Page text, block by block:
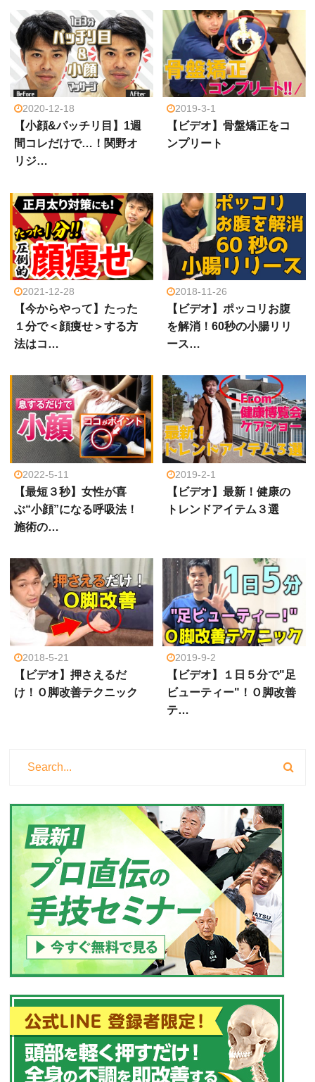
2020-12-18
【小顔&パッチリ目】1週
間コレだけで…！関野オ
リジ…
2019-3-1
【ビデオ】骨盤矯正をコ
ンプリート
2021-12-28
【今からやって】たった
１分で＜顔痩せ＞する方
法はコ…
2018-11-26
【ビデオ】ポッコリお腹
を解消！60秒の小腸リリ
ース…
2022-5-11
【最短３秒】女性が喜
ぶ“小顔”になる呼吸法！
施術の…
2019-2-1
【ビデオ】最新！健康の
トレンドアイテム３選
2018-5-21
【ビデオ】押さえるだ
け！Ｏ脚改善テクニック
2019-9-2
【ビデオ】１日５分で"足
ビューティー"！Ｏ脚改善
テ…